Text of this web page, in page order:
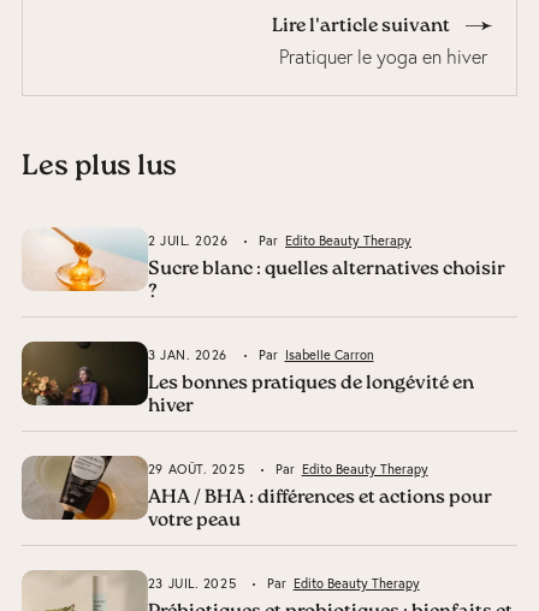
Lire l'article suivant
Pratiquer le yoga en hiver
Les plus lus
2 JUIL. 2026 Par Edito Beauty Therapy
Sucre blanc : quelles alternatives choisir
?
3 JAN. 2026 Par Isabelle Carron
Les bonnes pratiques de longévité en
hiver
29 AOÛT. 2025 Par Edito Beauty Therapy
AHA / BHA : différences et actions pour
votre peau
23 JUIL. 2025 Par Edito Beauty Therapy